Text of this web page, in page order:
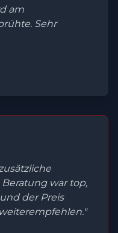
am
Sehr
war top,
der Preis